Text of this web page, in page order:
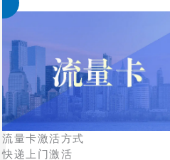
流量卡激活方式
快递上门激活